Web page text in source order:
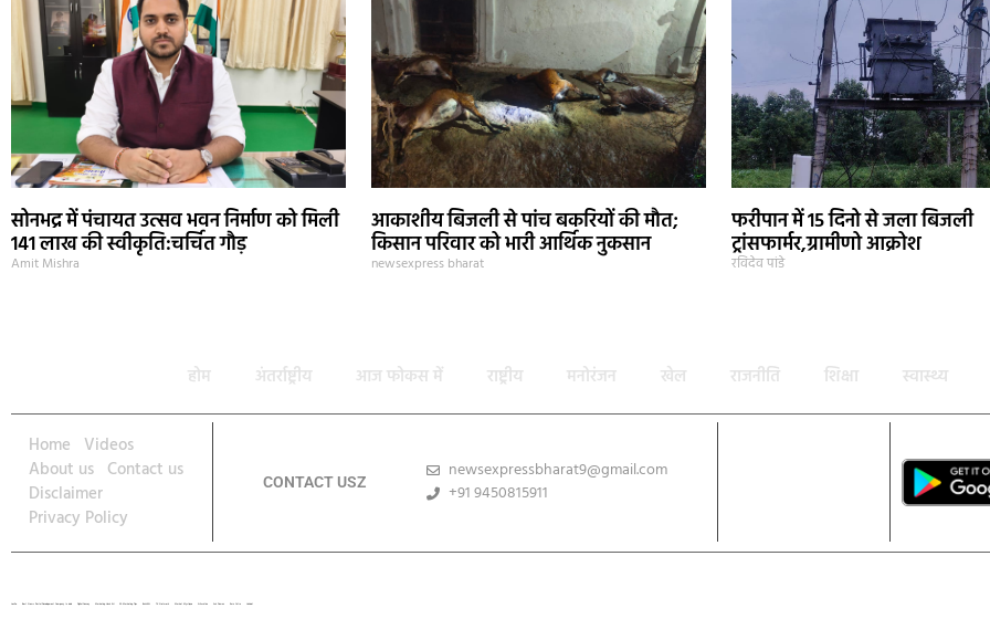
सोनभद्र में पंचायत उत्सव भवन निर्माण को मिली
141 लाख की स्वीकृति:चर्चित गौड़
Amit Mishra
आकाशीय बिजली से पांच बकरियों की मौत;
किसान परिवार को भारी आर्थिक नुकसान
newsexpress bharat
फरीपान में 15 दिनो से जला बिजली
ट्रांसफार्मर,ग्रामीणो आक्रोश
रविदेव पांडे
होम अंतर्राष्ट्रीय आज फोकस में राष्ट्रीय मनोरंजन खेल राजनीति शिक्षा स्वास्थ्य
Home Videos
About us Contact us
Disclaimer
Privacy Policy
CONTACT USZ
newsexpressbharat9@gmail.com
+91 9450815911